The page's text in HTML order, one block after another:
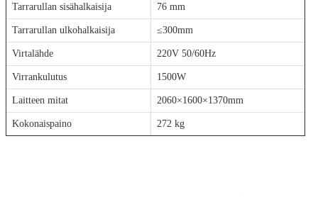
Tarrarullan sisähalkaisija 76 mm
Tarrarullan ulkohalkaisija ≤300mm
Virtalähde 220V 50/60Hz
Virrankulutus 1500W
Laitteen mitat 2060×1600×1370mm
Kokonaispaino 272 kg